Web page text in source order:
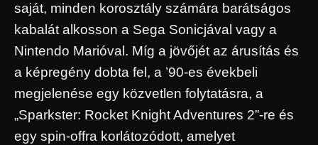
saját, minden korosztály számára barátságos
kabalát alkosson a Sega Sonicjával vagy a
Nintendo Marióval. Míg a jövőjét az árusítás és
a képregény dobta fel, a ’90-es évekbeli
megjelenése egy közvetlen folytatásra, a
„Sparkster: Rocket Knight Adventures 2”-re és
egy spin-offra korlátozódott, amelyet